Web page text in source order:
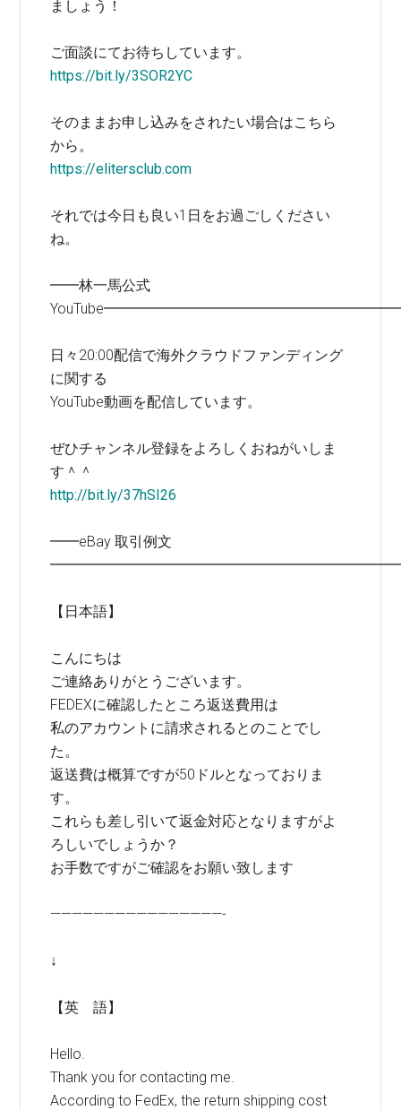
ましょう！
ご面談にてお待ちしています。
https://bit.ly/3SOR2YC
そのままお申し込みをされたい場合はこちら
から。
https://elitersclub.com
それでは今日も良い1日をお過ごしください
ね。
━━林一馬公式
日々20:00配信で海外クラウドファンディング
に関する
YouTube動画を配信しています。
ぜひチャンネル登録をよろしくおねがいしま
す＾＾
http://bit.ly/37hSI26
━━eBay 取引例文
【日本語】
こんにちは
ご連絡ありがとうございます。
FEDEXに確認したところ返送費用は
私のアカウントに請求されるとのことでし
た。
返送費は概算ですが50ドルとなっておりま
す。
これらも差し引いて返金対応となりますがよ
ろしいでしょうか？
お手数ですがご確認をお願い致します
————————————————-
↓
【英 語】
Hello.
Thank you for contacting me.
According to FedEx, the return shipping cost